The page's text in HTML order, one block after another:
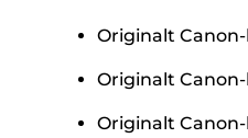
Originalt
Originalt
Originalt